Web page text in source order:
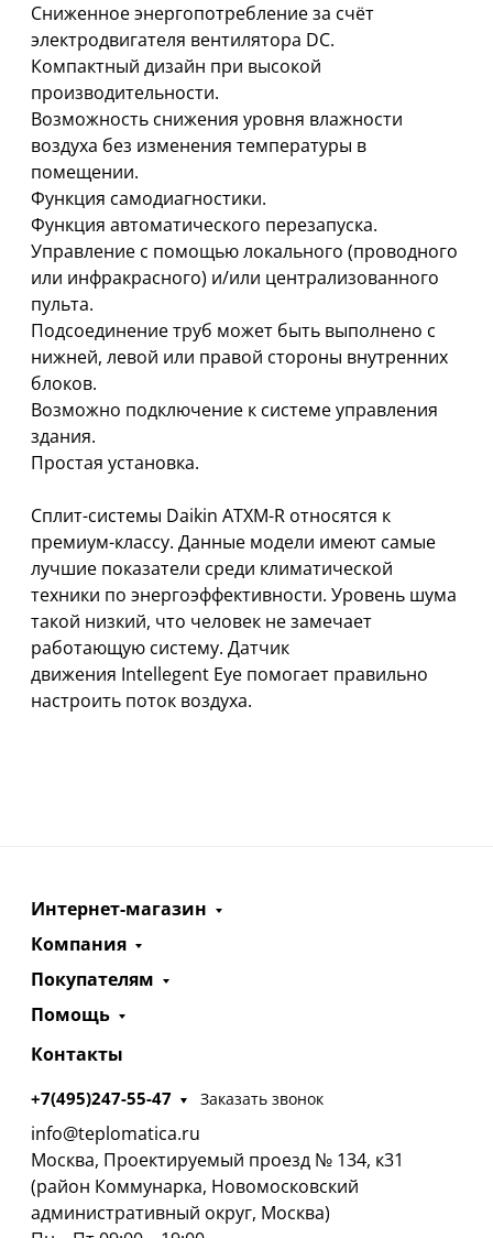
Сниженное энергопотребление за счёт
электродвигателя вентилятора DC.
Компактный дизайн при высокой
производительности.
Возможность снижения уровня влажности
воздуха без изменения температуры в
помещении.
Функция самодиагностики.
Функция автоматического перезапуска.
Управление с помощью локального (проводного
или инфракрасного) и/или централизованного
пульта.
Подсоединение труб может быть выполнено с
нижней, левой или правой стороны внутренних
блоков.
Возможно подключение к системе управления
здания.
Простая установка.
Сплит-системы Daikin ATXM-R относятся к
премиум-классу. Данные модели имеют самые
лучшие показатели среди климатической
техники по энергоэффективности. Уровень шума
такой низкий, что человек не замечает
работающую систему. Датчик
движения Intellegent Eye помогает правильно
настроить поток воздуха.
Интернет-магазин
Компания
Покупателям
Помощь
Контакты
+7(495)247-55-47 Заказать звонок
info@teplomatica.ru
Москва, Проектируемый проезд № 134, к31
(район Коммунарка, Новомосковский
административный округ, Москва)